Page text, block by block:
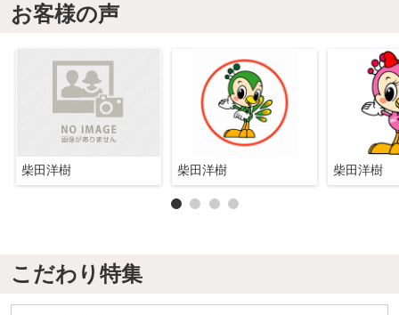
お客様の声
柴田洋樹 柴田洋樹 柴田洋樹
こだわり特集